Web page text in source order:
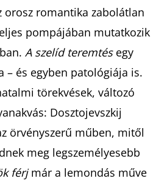
orosz romantika zabolátlan
pompájában mutatkozik
A szelíd teremtés egy
– és egyben patológiája is.
törekvések, változó
Dosztojevszkij
örvényszerű műben, mitől
meg legszemélyesebb
férj már a lemondás műve